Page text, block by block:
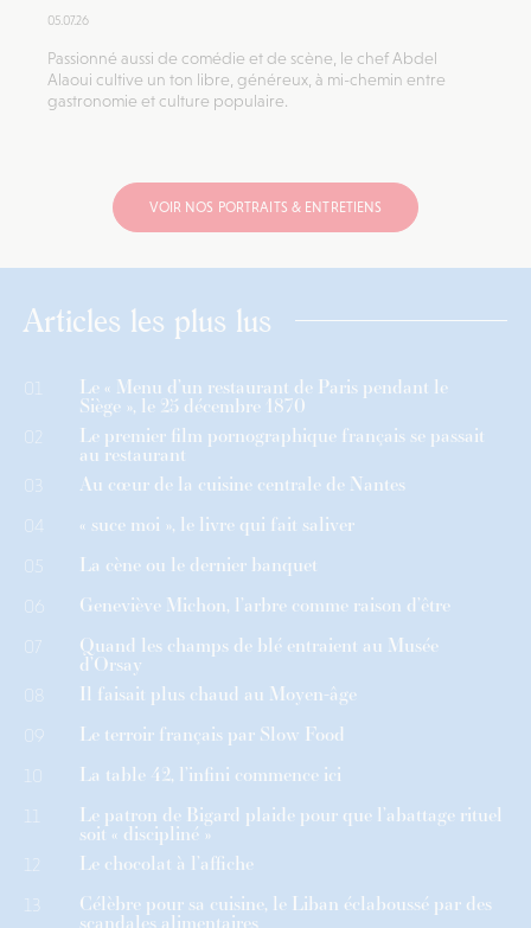
05.07.26
Passionné aussi de comédie et de scène, le chef Abdel
Alaoui cultive un ton libre, généreux, à mi-chemin entre
gastronomie et culture populaire.
VOIR NOS PORTRAITS & ENTRETIENS
Articles les plus lus
01 Le « Menu d’un restaurant de Paris pendant le
Siège », le 25 décembre 1870
Le premier film pornographique français se passait
au restaurant
03 Au cœur de la cuisine centrale de Nantes
04 « suce moi », le livre qui fait saliver
05 La cène ou le dernier banquet
06 Geneviève Michon, l’arbre comme raison d’être
07 Quand les champs de blé entraient au Musée
d’Orsay
08 Il faisait plus chaud au Moyen-âge
09 Le terroir français par Slow Food
10 La table 42, l’infini commence ici
11 Le patron de Bigard plaide pour que l’abattage rituel
soit « discipliné »
12 Le chocolat à l’affiche
13 Célèbre pour sa cuisine, le Liban éclaboussé par des